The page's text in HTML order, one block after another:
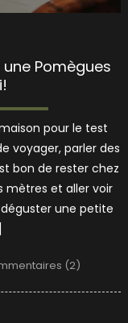
Pomègues
pour le test
voyager, parler des
bon de rester chez
mètres et aller voir
une petite
(2)